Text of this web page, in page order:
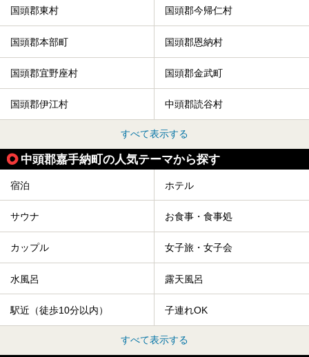
国頭郡東村 国頭郡今帰仁村
国頭郡本部町 国頭郡恩納村
国頭郡宜野座村 国頭郡金武町
国頭郡伊江村 中頭郡読谷村
すべて表示する
中頭郡嘉手納町の人気テーマから探す
宿泊 ホテル
サウナ お食事・食事処
カップル 女子旅・女子会
水風呂 露天風呂
駅近（徒歩10分以内） 子連れOK
すべて表示する